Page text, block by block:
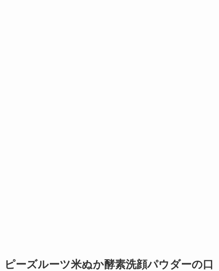
ピーズルーツ米ぬか酵素洗顔パウダーの口